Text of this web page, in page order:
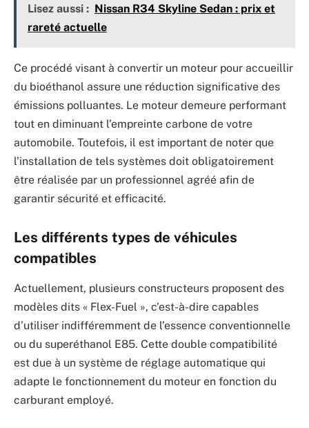
Lisez aussi : Nissan R34 Skyline Sedan : prix et
rareté actuelle
Ce procédé visant à convertir un moteur pour accueillir
du bioéthanol assure une réduction significative des
émissions polluantes. Le moteur demeure performant
tout en diminuant l’empreinte carbone de votre
automobile. Toutefois, il est important de noter que
l’installation de tels systèmes doit obligatoirement
être réalisée par un professionnel agréé afin de
garantir sécurité et efficacité.
Les différents types de véhicules
compatibles
Actuellement, plusieurs constructeurs proposent des
modèles dits « Flex-Fuel », c’est-à-dire capables
d’utiliser indifféremment de l’essence conventionnelle
ou du superéthanol E85. Cette double compatibilité
est due à un système de réglage automatique qui
adapte le fonctionnement du moteur en fonction du
carburant employé.